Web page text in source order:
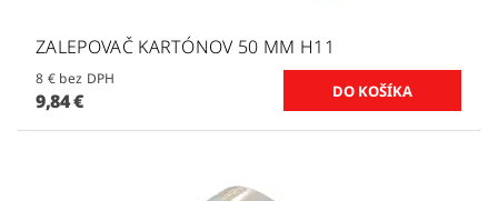
ZALEPOVAČ KARTÓNOV 50 MM H11
8 € bez DPH
9,84 €